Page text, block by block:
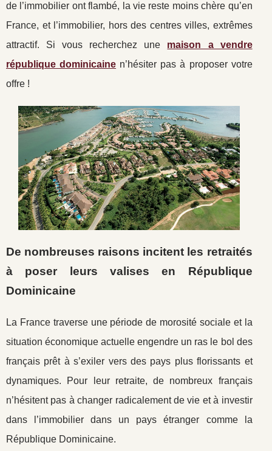
de l’immobilier ont flambé, la vie reste moins chère qu’en
France, et l’immobilier, hors des centres villes, extrêmes
attractif. Si vous recherchez une maison a vendre
république dominicaine n’hésiter pas à proposer votre
offre !
De nombreuses raisons incitent les retraités
à poser leurs valises en République
Dominicaine
La France traverse une période de morosité sociale et la
situation économique actuelle engendre un ras le bol des
français prêt à s’exiler vers des pays plus florissants et
dynamiques. Pour leur retraite, de nombreux français
n’hésitent pas à changer radicalement de vie et à investir
dans l’immobilier dans un pays étranger comme la
République Dominicaine.